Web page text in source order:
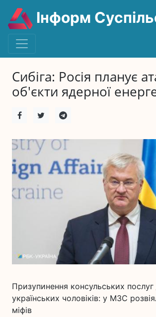
Інформ
Сибіга: Росія планує
об'єкти ядерної
Призупинення консульських послуг
українських чоловіків: у МЗС
міфів